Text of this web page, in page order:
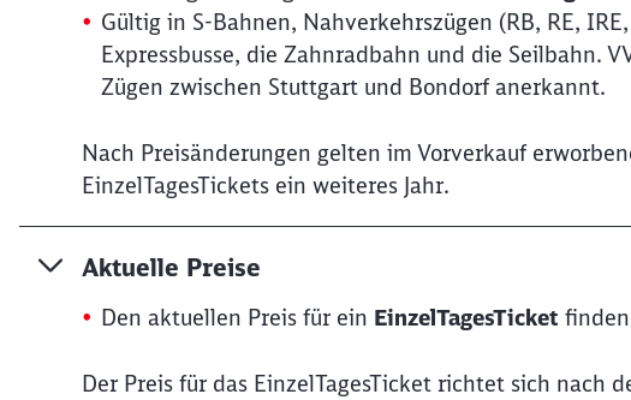
Gültig in S-Bahnen, Nahverkehrszügen (RB, RE,
Expressbusse, die Zahnradbahn und die Seilbahn.
Zügen zwischen Stuttgart und Bondorf anerkannt.
Nach Preisänderungen gelten im Vorverkauf
EinzelTagesTickets ein weiteres Jahr.
Aktuelle Preise
Den aktuellen Preis für ein EinzelTagesTicket
Der Preis für das EinzelTagesTicket richtet sich nach